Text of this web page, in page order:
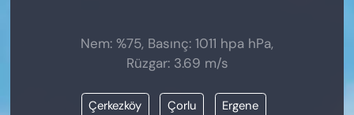
Nem: %75, Basınç: 1011 hpa hPa,
Rüzgar: 3.69 m/s
Çerkezköy Çorlu Ergene
YAZAR KÖŞESİ
SİYASET